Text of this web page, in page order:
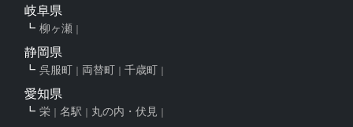
岐阜県
柳ヶ瀬
静岡県
呉服町 両替町 千歳町
愛知県
栄 名駅 丸の内・伏見